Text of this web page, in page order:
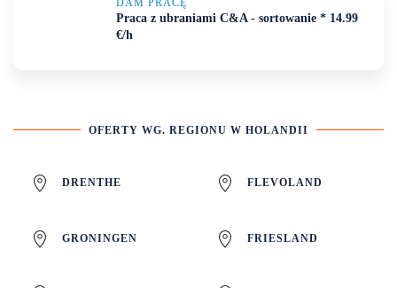
Praca z ubraniami C&A - sortowanie * 14.99
€/h
OFERTY WG. REGIONU W HOLANDII
DRENTHE FLEVOLAND
GRONINGEN FRIESLAND